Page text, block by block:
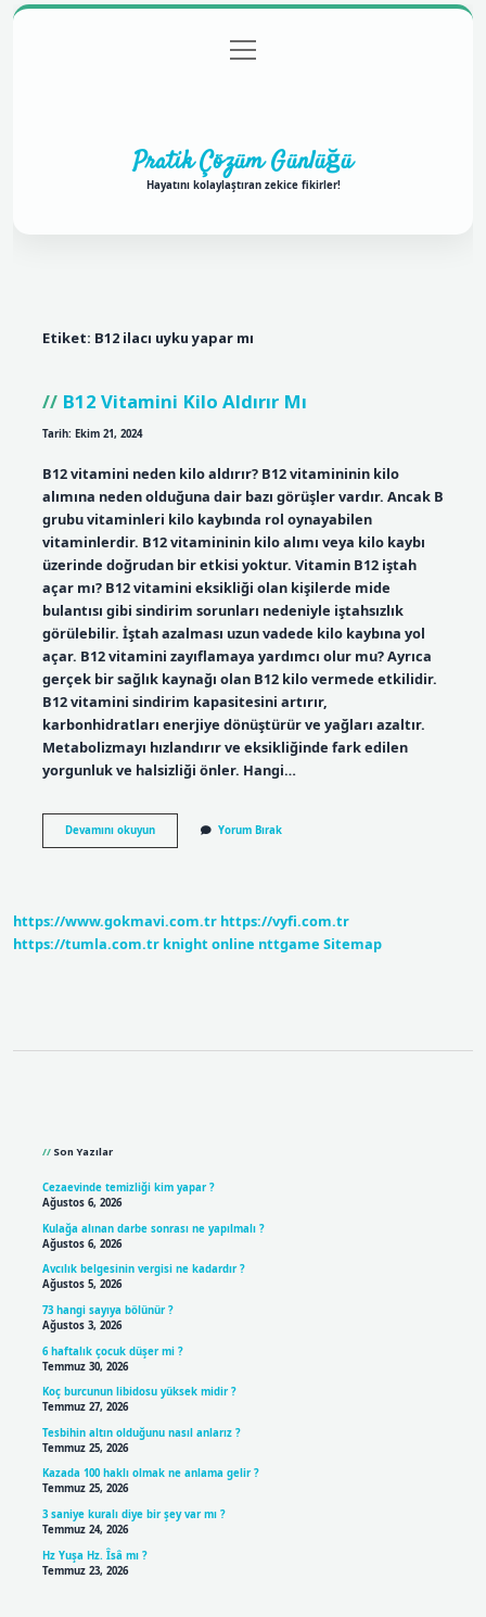
Gizlilik Politikası
menüyü
aç
Pratik Çözüm Günlüğü
Hayatını kolaylaştıran zekice fikirler!
Etiket: B12 ilacı uyku yapar mı
B12 Vitamini Kilo Aldırır Mı
Tarih: Ekim 21, 2024
B12 vitamini neden kilo aldırır? B12 vitamininin kilo
alımına neden olduğuna dair bazı görüşler vardır. Ancak B
grubu vitaminleri kilo kaybında rol oynayabilen
vitaminlerdir. B12 vitamininin kilo alımı veya kilo kaybı
üzerinde doğrudan bir etkisi yoktur. Vitamin B12 iştah
açar mı? B12 vitamini eksikliği olan kişilerde mide
bulantısı gibi sindirim sorunları nedeniyle iştahsızlık
görülebilir. İştah azalması uzun vadede kilo kaybına yol
açar. B12 vitamini zayıflamaya yardımcı olur mu? Ayrıca
gerçek bir sağlık kaynağı olan B12 kilo vermede etkilidir.
B12 vitamini sindirim kapasitesini artırır,
karbonhidratları enerjiye dönüştürür ve yağları azaltır.
Metabolizmayı hızlandırır ve eksikliğinde fark edilen
yorgunluk ve halsizliği önler. Hangi…
Devamını okuyunB12
Vitamini
Yorum Bırak
https://www.gokmavi.com.tr https://vyfi.com.tr
https://tumla.com.tr knight online nttgame Sitemap
Son Yazılar
Cezaevinde temizliği kim yapar ?
Ağustos 6, 2026
Kulağa alınan darbe sonrası ne yapılmalı ?
Ağustos 6, 2026
Avcılık belgesinin vergisi ne kadardır ?
Ağustos 5, 2026
73 hangi sayıya bölünür ?
Ağustos 3, 2026
6 haftalık çocuk düşer mi ?
Temmuz 30, 2026
Koç burcunun libidosu yüksek midir ?
Temmuz 27, 2026
Tesbihin altın olduğunu nasıl anlarız ?
Temmuz 25, 2026
Kazada 100 haklı olmak ne anlama gelir ?
Temmuz 25, 2026
3 saniye kuralı diye bir şey var mı ?
Temmuz 24, 2026
Hz Yuşa Hz. Îsâ mı ?
Temmuz 23, 2026